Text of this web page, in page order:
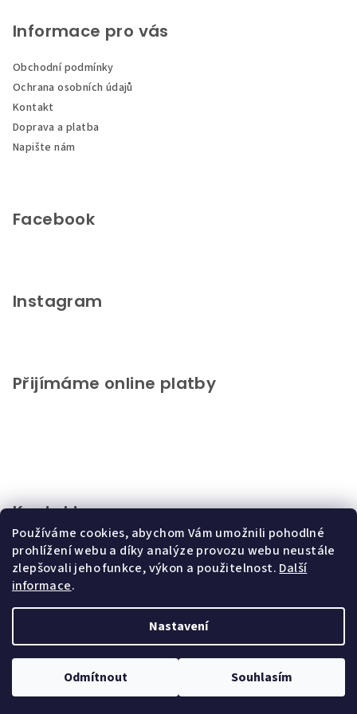
Používáme cookies, abychom Vám umožnili pohodlné
prohlížení webu a díky analýze provozu webu neustále
zlepšovali jeho funkce, výkon a použitelnost. Další
informace.
Nastavení
Odmítnout Souhlasím
Informace pro vás
Obchodní podmínky
Ochrana osobních údajů
Kontakt
Doprava a platba
Napište nám
Facebook
Instagram
Přijímáme online platby
Kontakt
info@chupeto.cz
+420721816046
nastavení cookies
Vytvořil Shoptet